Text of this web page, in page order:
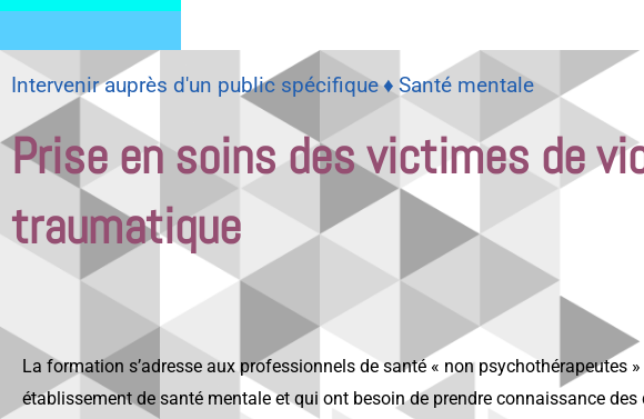
Intervenir auprès d'un public spécifique♦ Santé mentale
Prise en soins des victimes de
traumatique
La formation s’adresse aux professionnels de santé « non psychothérapeutes
établissement de santé mentale et qui ont besoin de prendre connaissance